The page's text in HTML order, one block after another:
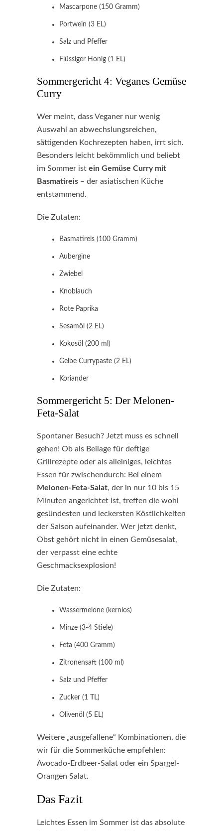
Mascarpone (150 Gramm)
Portwein (3 EL)
Salz und Pfeffer
Flüssiger Honig (1 EL)
Sommergericht 4: Veganes Gemüse
Curry
Wer meint, dass Veganer nur wenig
Auswahl an abwechslungsreichen,
sättigenden Kochrezepten haben, irrt sich.
Besonders leicht bekömmlich und beliebt
im Sommer ist ein Gemüse Curry mit
Basmatireis – der asiatischen Küche
entstammend.
Die Zutaten:
Basmatireis (100 Gramm)
Aubergine
Zwiebel
Knoblauch
Rote Paprika
Sesamöl (2 EL)
Kokosöl (200 ml)
Gelbe Currypaste (2 EL)
Koriander
Sommergericht 5: Der Melonen-
Feta-Salat
Spontaner Besuch? Jetzt muss es schnell
gehen! Ob als Beilage für deftige
Grillrezepte oder als alleiniges, leichtes
Essen für zwischendurch: Bei einem
Melonen-Feta-Salat, der in nur 10 bis 15
Minuten angerichtet ist, treffen die wohl
gesündesten und leckersten Köstlichkeiten
der Saison aufeinander. Wer jetzt denkt,
Obst gehört nicht in einen Gemüsesalat,
der verpasst eine echte
Geschmacksexplosion!
Die Zutaten:
Wassermelone (kernlos)
Minze (3-4 Stiele)
Feta (400 Gramm)
Zitronensaft (100 ml)
Salz und Pfeffer
Zucker (1 TL)
Olivenöl (5 EL)
Weitere „ausgefallene“ Kombinationen, die
wir für die Sommerküche empfehlen:
Avocado-Erdbeer-Salat oder ein Spargel-
Orangen Salat.
Das Fazit
Leichtes Essen im Sommer ist das absolute